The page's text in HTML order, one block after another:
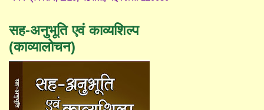
सह-अनुभूति एवं काव्यशिल्प
(काव्यालोचन)